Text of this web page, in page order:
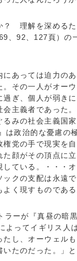
理解を深めるた
、92、127頁）の
あっては迫力の
その一人がオー
ぎ、個人が弱き
主義者であった
みの社会主義国家
政治的な憂慮の
党の手で現実を
顔がその頂点に
ている。・・・
クの支配は永遠
く現すものであ
ーが『真昼の暗
よってイギリス人
し、オーウェル
たのだった。」と